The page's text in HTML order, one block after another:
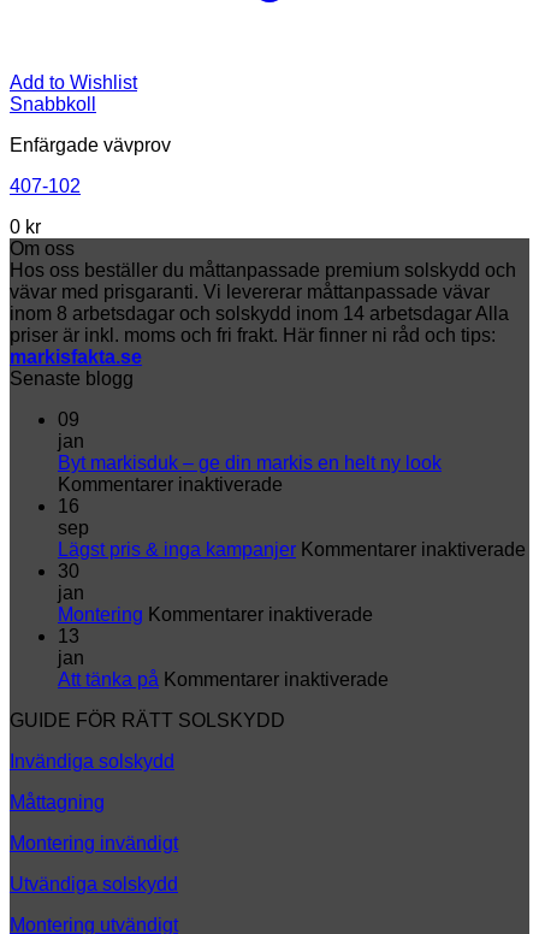
Add to Wishlist
Snabbkoll
Enfärgade vävprov
407-102
0 kr
Om oss
Hos oss beställer du måttanpassade premium solskydd och
vävar med prisgaranti. Vi levererar måttanpassade vävar
inom 8 arbetsdagar och solskydd inom 14 arbetsdagar Alla
priser är inkl. moms och fri frakt. Här finner ni råd och tips:
markisfakta.se
Senaste blogg
09
jan
Byt markisduk – ge din markis en helt ny look
Kommentarer inaktiverade
–
markis
ny
16
sep
Lägst pris & inga kampanjer Kommentarer inaktiverade
30
jan
Montering Kommentarer inaktiverade
13
jan
Att tänka på Kommentarer inaktiverade
GUIDE FÖR RÄTT SOLSKYDD
Invändiga solskydd
Måttagning
Montering invändigt
Utvändiga solskydd
Montering utvändigt